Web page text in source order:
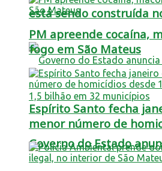
está sendo construída
Governo do Estado
PM apreende cocaína,
fogo em São Mateus
Espírito Santo fecha
menor número de